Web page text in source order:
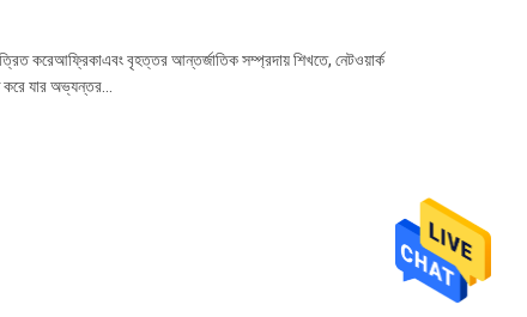
করেআফ্রিকাএবং বৃহত্তর আন্তর্জাতিক সম্প্রদায় শিখতে, নেটওয়ার্ক
যার অভ্যন্তর...